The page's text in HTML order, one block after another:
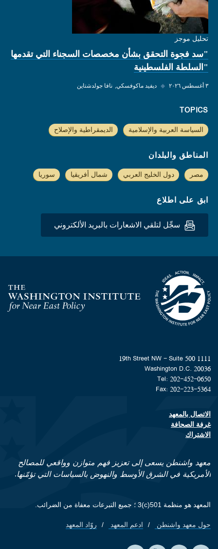
تحليل موجز
"سد فجوة التحقق بشأن مخصصات السجناء التي تقدمها
"السلطة الفلسطينية
٣ أغسطس ٢٠٢٦ ◆ ديفيد ماكوفسكي نافا جولدشتاين
TOPICS
السياسة العربية والإسلامية الديمقراطية والإصلاح
المناطق والبلدان
مصر دول الخليج العربي شمال أفريقيا سوريا
ابق على اطلاع
سجِّل لتلقي الاشعارات بالبريد الألكتروني
Homepage
1111 19th Street NW - Suite 500
Washington D.C. 20036
Tel: 202-452-0650
Fax: 202-223-5364
Footer contact links
الاتصال بالمعهد
غرفة الصحافة
الاشتراك
معهد واشنطن يسعى إلى تعزيز فهم متوازن وواقعي للمصالح
الأمريكية في الشرق الأوسط والنهوض بالسياسات التي تؤمّنها.
المعهد هو منظمة 501(c)3 ؛ جميع التبرعات معفاة من الضرائب.
Footer quick links
حول معهد واشنطن ادعم المعهد روّاد المعهد